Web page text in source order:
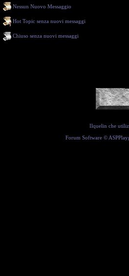
Nessun Nuovo Messaggio
Hot Topic senza nuovi messaggi
Chiuso senza nuovi messaggi
Ilquelin che
Forum Software ©